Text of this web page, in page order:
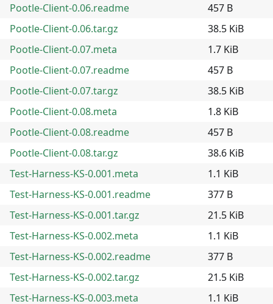
Pootle-Client-0.06.readme
457 B
Pootle-Client-0.06.tar.gz
38.5 KiB
Pootle-Client-0.07.meta
1.7 KiB
Pootle-Client-0.07.readme
457 B
Pootle-Client-0.07.tar.gz
38.5 KiB
Pootle-Client-0.08.meta
1.8 KiB
Pootle-Client-0.08.readme
457 B
Pootle-Client-0.08.tar.gz
38.6 KiB
Test-Harness-KS-0.001.meta
1.1 KiB
Test-Harness-KS-0.001.readme
377 B
Test-Harness-KS-0.001.tar.gz
21.5 KiB
Test-Harness-KS-0.002.meta
1.1 KiB
Test-Harness-KS-0.002.readme
377 B
Test-Harness-KS-0.002.tar.gz
21.5 KiB
Test-Harness-KS-0.003.meta
1.1 KiB